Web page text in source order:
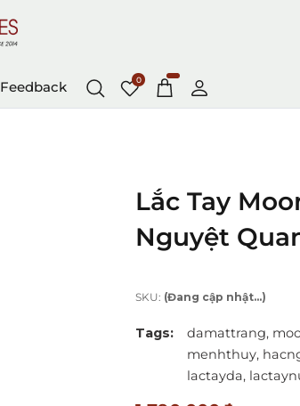
Feedback 0
Lắc Tay
Nguyệt
SKU: (Đang cập nhật...)
Tags: damattrang,
menhthuy,
lactayda,